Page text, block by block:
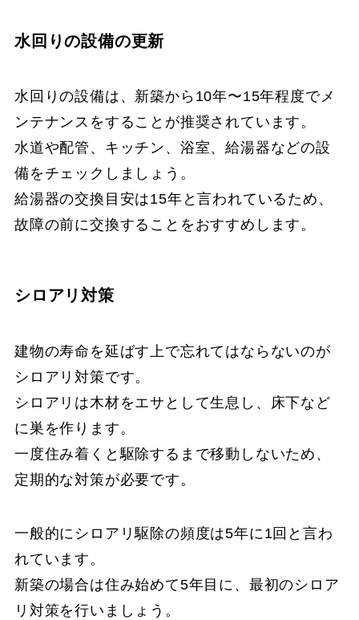
水回りの設備の更新
水回りの設備は、新築から10年〜15年程度でメ
ンテナンスをすることが推奨されています。
水道や配管、キッチン、浴室、給湯器などの設
備をチェックしましょう。
給湯器の交換目安は15年と言われているため、
故障の前に交換することをおすすめします。
シロアリ対策
建物の寿命を延ばす上で忘れてはならないのが
シロアリ対策です。
シロアリは木材をエサとして生息し、床下など
に巣を作ります。
一度住み着くと駆除するまで移動しないため、
定期的な対策が必要です。
一般的にシロアリ駆除の頻度は5年に1回と言わ
れています。
新築の場合は住み始めて5年目に、最初のシロア
リ対策を行いましょう。